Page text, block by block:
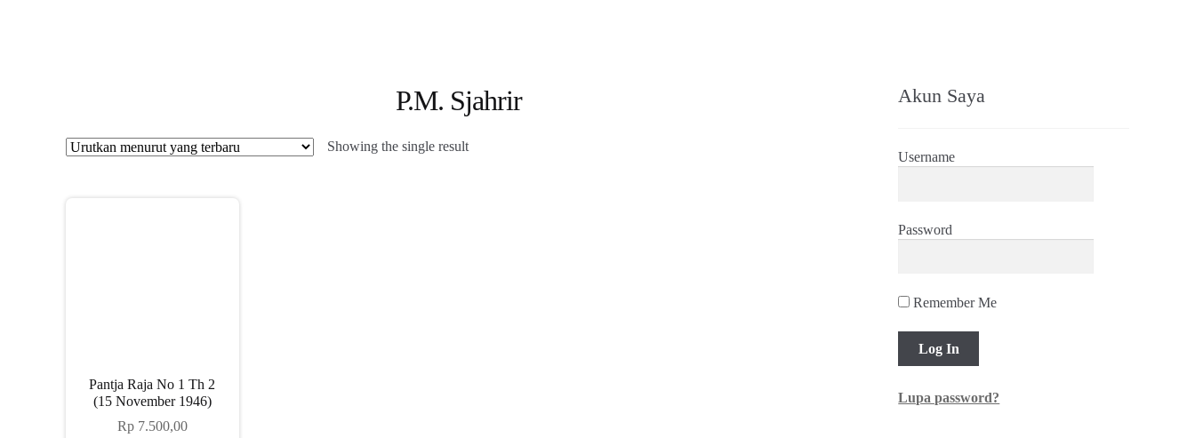
P.M. Sjahrir
Showing the single result
Pantja Raja No 1 Th 2
(15 November 1946)
Rp7.500,00
Akun Saya
Username
Password
Remember Me
Lupa password?